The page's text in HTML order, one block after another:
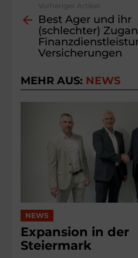
more
Vorheriger Artikel
Best Ager und ihr
(schlechter)
Versicherungen
MEHR AUS: NEWS
NEWS
Expansion in der
Steiermark